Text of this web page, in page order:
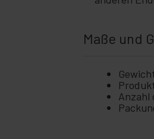
+
Maße und
Anzahl